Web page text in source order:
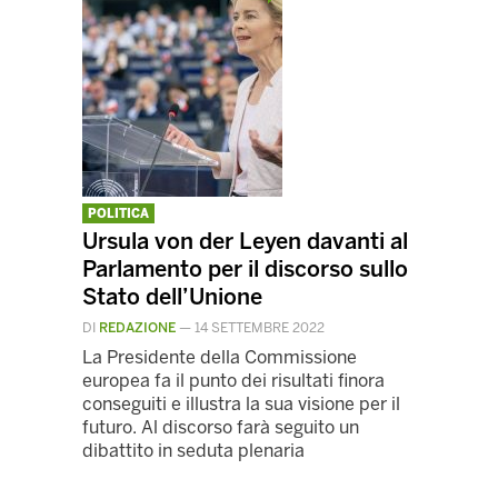
POLITICA
Ursula von der Leyen davanti al
Parlamento per il discorso sullo
Stato dell’Unione
DI REDAZIONE — 14 SETTEMBRE 2022
La Presidente della Commissione
europea fa il punto dei risultati finora
conseguiti e illustra la sua visione per il
futuro. Al discorso farà seguito un
dibattito in seduta plenaria